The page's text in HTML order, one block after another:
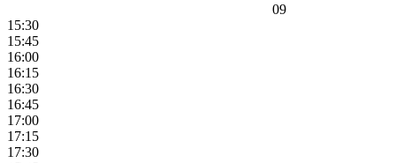
09
15:30
15:45
16:00
16:15
16:30
16:45
17:00
17:15
17:30